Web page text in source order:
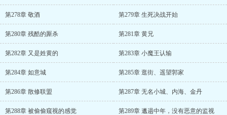
第278章 敬酒 第279章 生死决战开始
第280章 残酷的厮杀 第281章 黄兄
第282章 又是姓黄的 第283章 小魔王认输
第284章 如意城 第285章 逛街、遥望郭家
第286章 散修联盟 第287章 无名小城、内海、金丹
第288章 被偷偷窥视的感觉 第289章 邋遢中年，没有恶意的监视